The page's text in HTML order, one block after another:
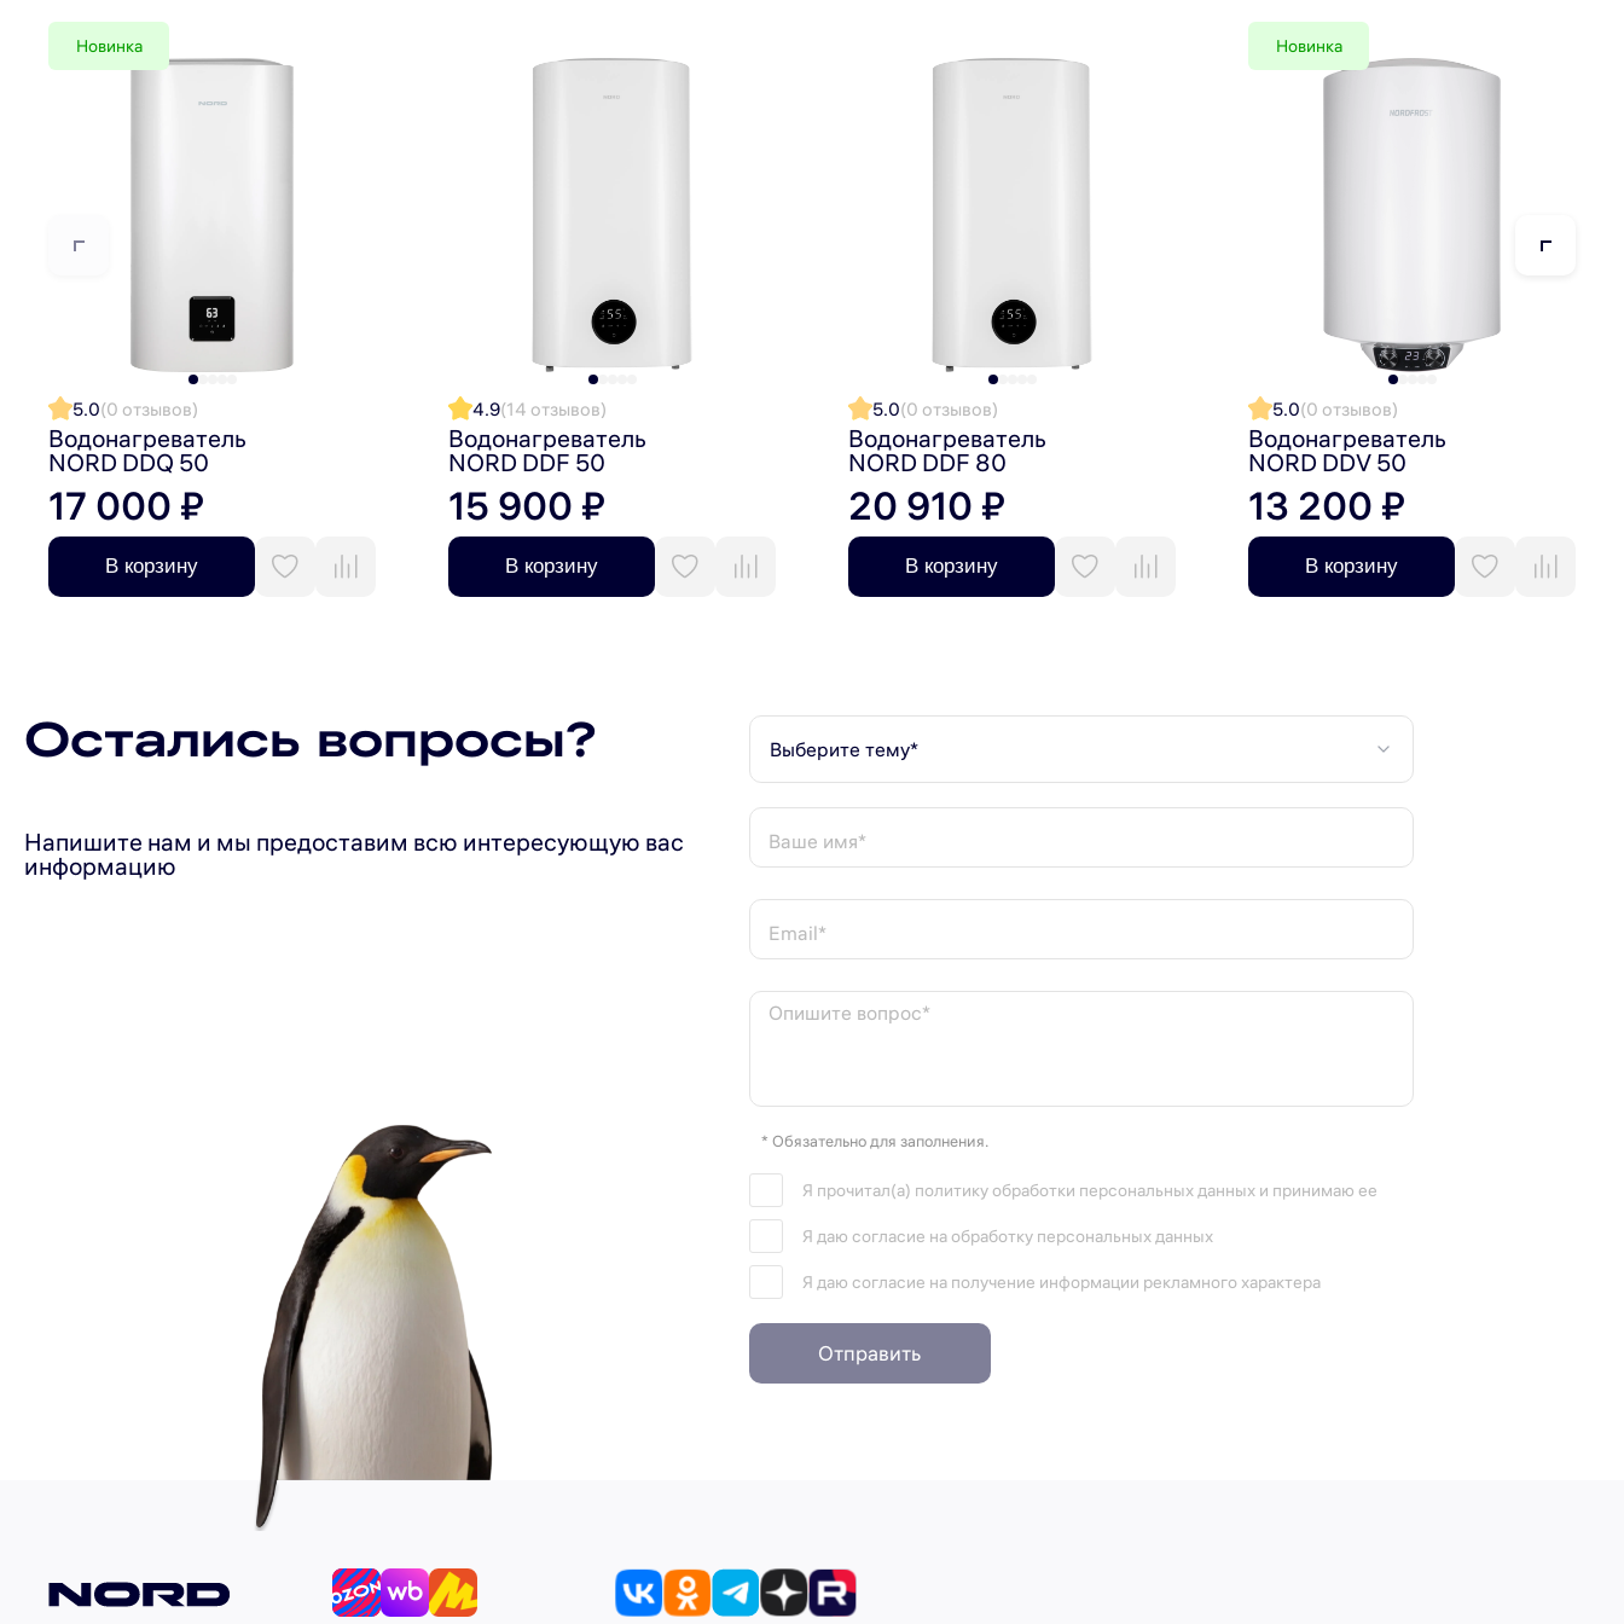
Стальной внутренний бак с эмалированным покрытием защищает от коррозии и накипи, сохраняя чистоту воды и ресурс.
Полиуретановая теплоизоляция помогает удерживать тепло — меньше включений, ниже расходы.
Многоуровневая безопасность: УЗО на шнуре питания, защита замерзания и перегрева, от включения без воды, предохранение от избыточного давления. При
необходимости замена ТЭНа не требует слива
воды — быстрый и аккуратный сервис.
Накопительный водонагреватель на 100 литров NORD DDF 100 — надежный помощник для семьи со стабильной температурой воды круглый год. Модель,
Гарантия качества на водонагреватели NORD – 2 года на прибор и 5 лет на внутренний бак.
Новинка
5.0(0 отзывов)
Водонагреватель
NORD DDQ 50
17 000 ₽
В корзину
4.9(14 отзывов)
Водонагреватель
NORD DDF 50
15 900 ₽
В корзину
5.0(0 отзывов)
Водонагреватель
NORD DDF 80
20 910 ₽
В корзину
Новинка
5.0(0 отзывов)
Водонагреватель
NORD DDV 50
13 200 ₽
В корзину
Остались вопросы?
Напишите нам и мы предоставим всю интересующую вас
информацию
Выберите тему*
Ваше имя*
Email*
Опишите вопрос*
* Обязательно для заполнения.
Я прочитал(а) политику обработки персональных данных и принимаю ее
Я даю согласие на обработку персональных данных
Я даю согласие на получение информации рекламного характера
Отправить